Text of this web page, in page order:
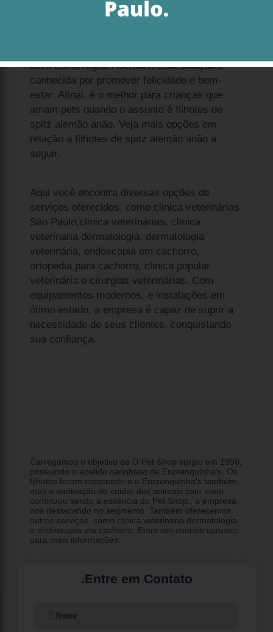
dócil como regra. Ademais, esta solução é
conhecida por promover felicidade e bem-
estar. Afinal, é o melhor para crianças que
amam pets quando o assunto é filhotes de
spitz alemão anão. Veja mais opções em
relação a filhotes de spitz alemão anão a
seguir.
Aqui você encontra diversas opções de
serviços oferecidos, como clinica veterinárias
São Paulo,clinica veterinárias, clinica
veterinaria dermatologia, dermatologia
veterinária, endoscopia em cachorro,
ortopedia para cachorro, clinica popular
veterinária e cirurgias veterinárias. Com
equipamentos modernos, e instalações em
ótimo estado, a empresa é capaz de suprir a
necessidade de seus clientes, conquistando
sua confiança.
Carregamos o objetivo de O Pet Shop surgiu em 1998,
possuindo o apelido carinhoso de Encrenquinha's. Os
filhotes foram crescendo e a Encrenquinha's também,
mas a motivação de cuidar dos animais com amor
continuou sendo a essência do Pet Shop., a empresa
nos destacando no segmento. Também oferecemos
outros serviços, como clinica veterinaria dermatologia
e endoscopia em cachorro. Entre em contato conosco
para mais informações.
.Entre em Contato